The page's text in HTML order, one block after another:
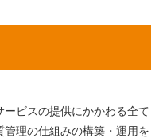
ビスの提供にかかわる全て
理の仕組みの構築・運用を